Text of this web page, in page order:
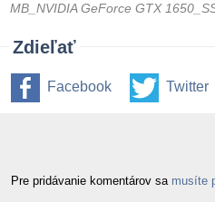
MB_NVIDIA GeForce GTX
Zdieľať
Facebook Twitter
Pre pridávanie komentárov sa musíte